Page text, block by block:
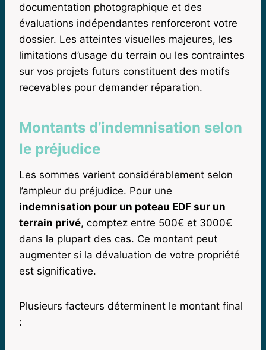
documentation photographique et des
évaluations indépendantes renforceront votre
dossier. Les atteintes visuelles majeures, les
limitations d’usage du terrain ou les contraintes
sur vos projets futurs constituent des motifs
recevables pour demander réparation.
Montants d’indemnisation selon
le préjudice
Les sommes varient considérablement selon
l’ampleur du préjudice. Pour une
indemnisation pour un poteau EDF sur un
terrain privé, comptez entre 500€ et 3000€
dans la plupart des cas. Ce montant peut
augmenter si la dévaluation de votre propriété
est significative.
Plusieurs facteurs déterminent le montant final
: